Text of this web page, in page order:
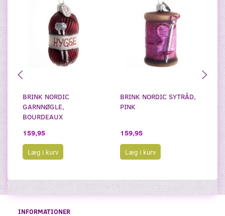
BRINK NORDIC
GARNNØGLE,
BOURDEAUX
159,95
Læg i kurv
BRINK NORDIC SYTRÅD,
PINK
159,95
Læg i kurv
INFORMATIONER